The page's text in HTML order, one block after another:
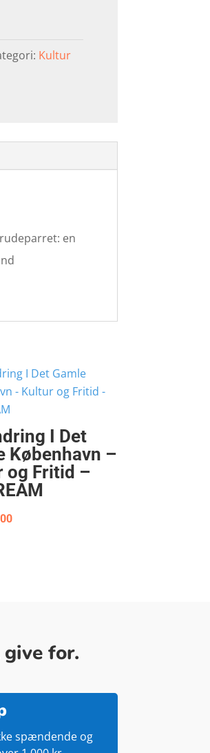
Kultur
en
I Det
København –
og Fritid –
for.
spændende og